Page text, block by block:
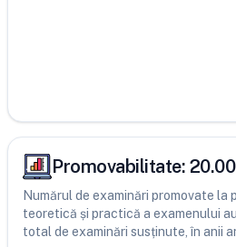
Promovabilitate: 20.00
Numărul de examinări promovate la
teoretică și practică a examenului
total de examinări susținute, în anii